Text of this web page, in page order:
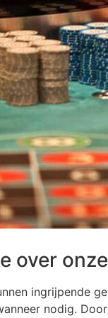
over
ingrijpende
nodig.